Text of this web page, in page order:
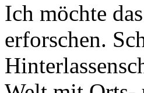
Ich möchte
erforschen.